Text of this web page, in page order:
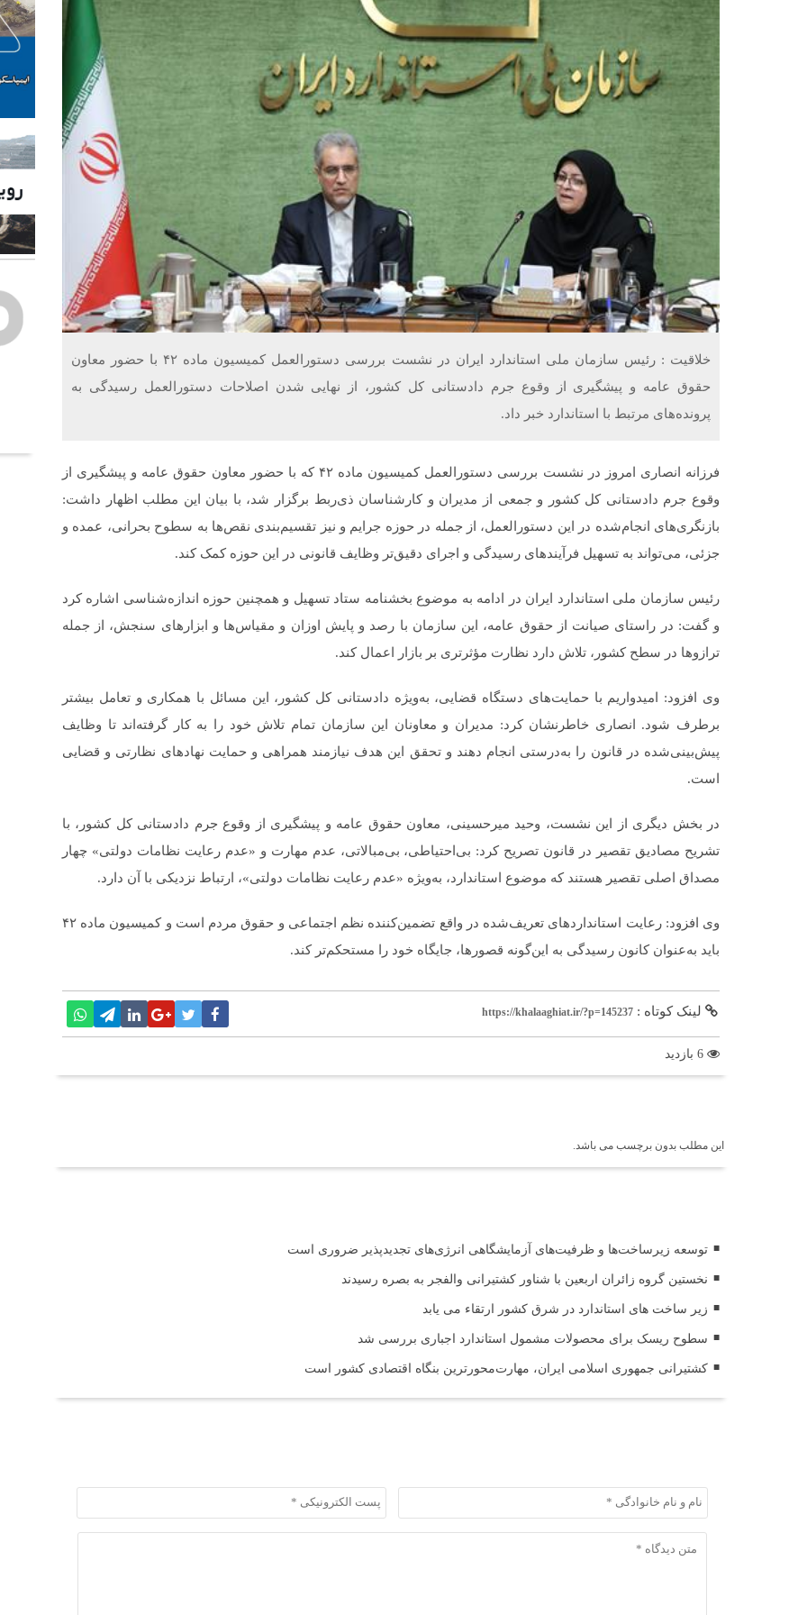
خلاقیت : رئیس سازمان ملی استاندارد ایران در نشست بررسی دستورالعمل کمیسیون ماده ۴۲ با حضور معاون
حقوق عامه و پیشگیری از وقوع جرم دادستانی کل کشور، از نهایی شدن اصلاحات دستورالعمل رسیدگی به
پرونده‌های مرتبط با استاندارد خبر داد.
فرزانه انصاری امروز در نشست بررسی دستورالعمل کمیسیون ماده ۴۲ که با حضور معاون حقوق عامه و پیشگیری از
وقوع جرم دادستانی کل کشور و جمعی از مدیران و کارشناسان ذی‌ربط برگزار شد، با بیان این مطلب اظهار داشت:
بازنگری‌های انجام‌شده در این دستورالعمل، از جمله در حوزه جرایم و نیز تقسیم‌بندی نقص‌ها به سطوح بحرانی، عمده و
جزئی، می‌تواند به تسهیل فرآیندهای رسیدگی و اجرای دقیق‌تر وظایف قانونی در این حوزه کمک کند.
رئیس سازمان ملی استاندارد ایران در ادامه به موضوع بخشنامه ستاد تسهیل و همچنین حوزه اندازه‌شناسی اشاره کرد
و گفت: در راستای صیانت از حقوق عامه، این سازمان با رصد و پایش اوزان و مقیاس‌ها و ابزارهای سنجش، از جمله
ترازوها در سطح کشور، تلاش دارد نظارت مؤثرتری بر بازار اعمال کند.
وی افزود: امیدواریم با حمایت‌های دستگاه قضایی، به‌ویژه دادستانی کل کشور، این مسائل با همکاری و تعامل بیشتر
برطرف شود. انصاری خاطرنشان کرد: مدیران و معاونان این سازمان تمام تلاش خود را به کار گرفته‌اند تا وظایف
پیش‌بینی‌شده در قانون را به‌درستی انجام دهند و تحقق این هدف نیازمند همراهی و حمایت نهادهای نظارتی و قضایی
است.
در بخش دیگری از این نشست، وحید میرحسینی، معاون حقوق عامه و پیشگیری از وقوع جرم دادستانی کل کشور، با
تشریح مصادیق تقصیر در قانون تصریح کرد: بی‌احتیاطی، بی‌مبالاتی، عدم مهارت و «عدم رعایت نظامات دولتی» چهار
مصداق اصلی تقصیر هستند که موضوع استاندارد، به‌ویژه «عدم رعایت نظامات دولتی»، ارتباط نزدیکی با آن دارد.
وی افزود: رعایت استانداردهای تعریف‌شده در واقع تضمین‌کننده نظم اجتماعی و حقوق مردم است و کمیسیون ماده ۴۲
باید به‌عنوان کانون رسیدگی به این‌گونه قصورها، جایگاه خود را مستحکم‌تر کند.
لینک کوتاه : https://khalaaghiat.ir/?p=145237
این مطلب بدون برچسب می باشد.
توسعه زیرساخت‌ها و ظرفیت‌های آزمایشگاهی انرژی‌های تجدیدپذیر ضروری است
نخستین گروه زائران اربعین با شناور کشتیرانی والفجر به بصره رسیدند
زیر ساخت های استاندارد در شرق کشور ارتقاء می یابد
سطوح ریسک برای محصولات مشمول استاندارد اجباری بررسی شد
کشتیرانی جمهوری اسلامی ایران، مهارت‌محورترین بنگاه اقتصادی کشور است